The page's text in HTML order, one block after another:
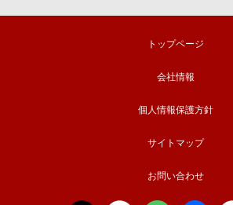
トップページ
会社情報
個人情報保護方針
サイトマップ
お問い合わせ